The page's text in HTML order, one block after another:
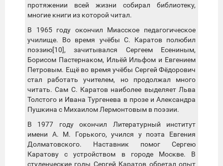
протяжении всей жизни собирал библиотеку,
многие книги из которой читал.
В 1965 году окончил Миасское педагогическое
училище. Во время учёбы С. Каратов полюбил
поэзию[10], зачитывался Сергеем Есениным,
Борисом Пастернаком, Ильёй Ильфом и Евгением
Петровым. Ещё во время учёбы Сергей Фёдорович
стал работать учителем, но продолжал много
читать. Сам С. Каратов наиболее выделяет Льва
Толстого и Ивана Тургенева в прозе и Александра
Пушкина с Михаилом Лермонтовым в поэзии.
В 1977 году окончил Литературный институт
имени А. М. Горького, учился у поэта Евгения
Долматовского. Наставник помог Сергею
Каратову с устройством в городе Москве. В
студенческие годы Сергей Каратов обретал опыт